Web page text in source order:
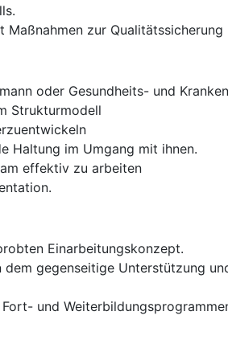
zur Qualitätssicherung
oder Gesundheits- und
Strukturmodell
Haltung im Umgang mit ihnen.
effektiv zu arbeiten
Einarbeitungskonzept.
gegenseitige Unterstützung
und